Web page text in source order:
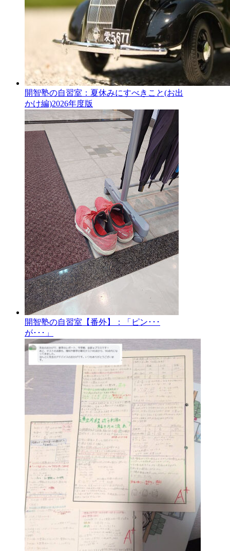
開智塾の自習室：夏休みにすべきこと(お出
かけ編)2026年度版
開智塾の自習室【番外】：「ピン･･･
が･･･」